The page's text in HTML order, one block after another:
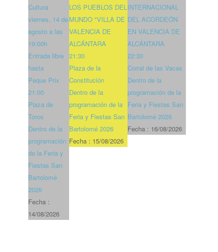
Cultura
viernes, 14 de
agosto a las
19:00h
Entrada libre
hasta
Peque Prix
21:00
Plaza de
Toros
Dentro de la
programación
de la Feria y
Fiestas San
Bartolomé
2026
Fecha :
14/08/2026
LOS PUEBLOS DEL
MUNDO "VILLA DE
VALENCIA DE
ALCÁNTARA
21:30
Plaza de la
Constitución
Dentro de la
programación de la
Feria y Fiestas San
Bartolomé 2026
Fecha : 15/08/2026
INTERNACIONAL
DEL ACORDEÓN
EN VALENCIA DE
ALCÁNTARA
22:30
Corral de las Vacas
Dentro de la
programación de la
Feria y Fiestas San
Bartolomé 2026
Fecha : 16/08/2026